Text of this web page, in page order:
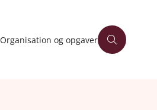
Organisation og opgaver